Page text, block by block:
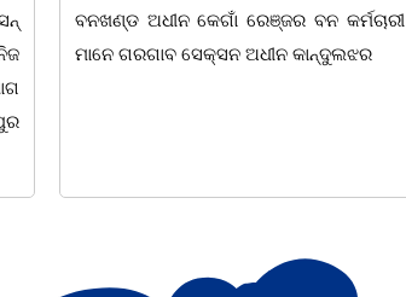
ସଂଯୋଜନା ଓ ସଭାପତିତ୍ବ ରେ ଅନୁଷ୍ଠିତ ହୋଇ
ଯାଇଛି l ମହିଳା ସଶକ୍ତିକରଣ